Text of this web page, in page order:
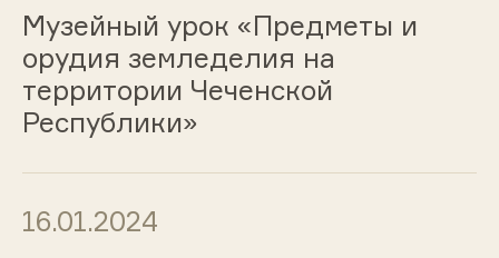
Музейный урок «Предметы и
орудия земледелия на
территории Чеченской
Республики»
16.01.2024